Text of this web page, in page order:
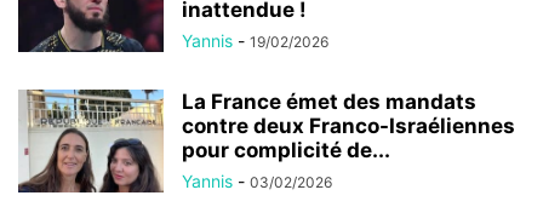
inattendue !
Yannis - 19/02/2026
La France émet des mandats
contre deux Franco-Israéliennes
pour complicité de...
Yannis - 03/02/2026